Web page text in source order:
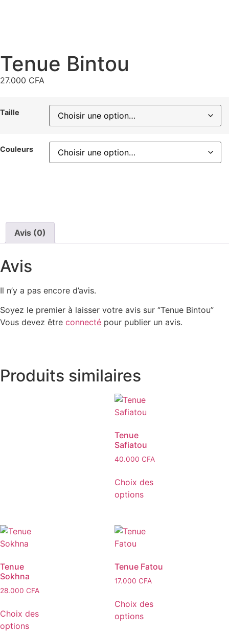
Tenue Bintou
27.000 CFA
Taille
Couleurs
Avis (0)
Avis
Il n’y a pas encore d’avis.
Soyez le premier à laisser votre avis sur “Tenue Bintou”
Vous devez être connecté pour publier un avis.
Produits similaires
Tenue
Safiatou
40.000 CFA
Choix des
options
Tenue
Sokhna
28.000 CFA
Choix des
options
Tenue Fatou
17.000 CFA
Choix des
options